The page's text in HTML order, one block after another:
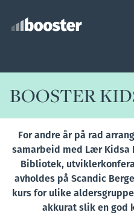
BOOSTER
For andre år på rad
samarbeid med Lær Kidsa
Bibliotek,
avholdes på Scandic
kurs for ulike
akkurat slik en god